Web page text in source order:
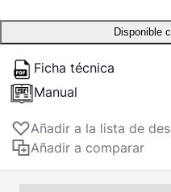
Disponible
Ficha técnica
Manual
Añadir a la lista de
Añadir a comparar